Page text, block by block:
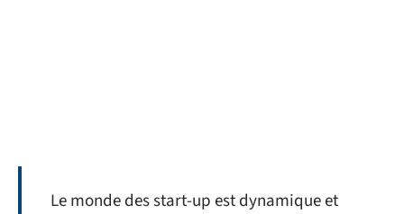
Le monde des start-up est dynamique et